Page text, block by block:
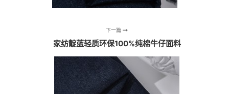
下一篇
家纺靛蓝轻质环保100%纯棉牛仔面料